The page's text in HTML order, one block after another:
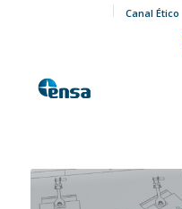
Canal Ético